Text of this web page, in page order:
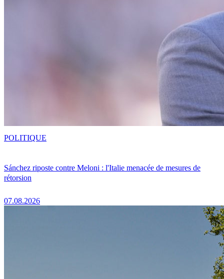
Sánchez riposte contre Meloni : l'Italie menacée de mesures de
rétorsion
07.08.2026
POLITIQUE